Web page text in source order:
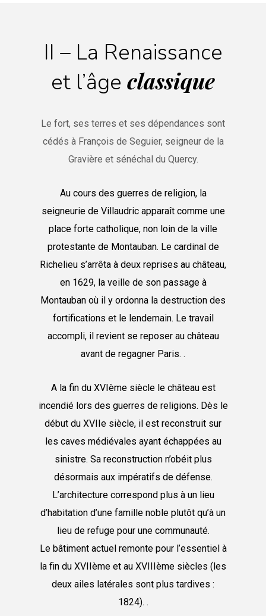
II – La Renaissance
et l’âge classique
Le fort, ses terres et ses dépendances sont
cédés à François de Seguier, seigneur de la
Gravière et sénéchal du Quercy.
Au cours des guerres de religion, la
seigneurie de Villaudric apparaît comme une
place forte catholique, non loin de la ville
protestante de Montauban. Le cardinal de
Richelieu s’arrêta à deux reprises au château,
en 1629, la veille de son passage à
Montauban où il y ordonna la destruction des
fortifications et le lendemain. Le travail
accompli, il revient se reposer au château
avant de regagner Paris. .
A la fin du XVIème siècle le château est
incendié lors des guerres de religions. Dès le
début du XVIIe siècle, il est reconstruit sur
les caves médiévales ayant échappées au
sinistre. Sa reconstruction n’obéit plus
désormais aux impératifs de défense.
L’architecture correspond plus à un lieu
d’habitation d’une famille noble plutôt qu’à un
lieu de refuge pour une communauté.
Le bâtiment actuel remonte pour l’essentiel à
la fin du XVIIème et au XVIIIème siècles (les
deux ailes latérales sont plus tardives :
1824). .